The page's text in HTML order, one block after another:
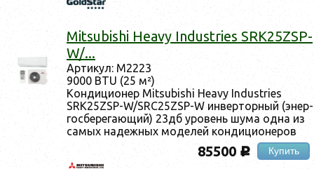
Mitsubishi Heavy Industries SRK25ZSP-
W/...
Ар­ти­кул: М2223
9000 BTU (25 м²)
Кон­ди­ци­онер Mitsubishi Heavy Industries
SRK25ZSP-W/SRC25ZSP-W ин­вертор­ный (энер­
госбе­рега­ющий) 23дб уро­вень шу­ма од­на из
са­мых на­деж­ных мо­делей кон­ди­ци­оне­ров
85500 c Купить